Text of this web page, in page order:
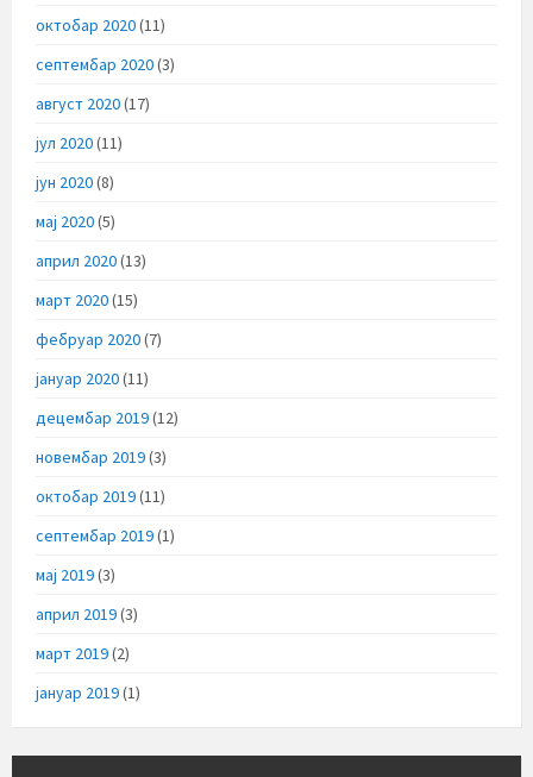
октобар 2020(11)
септембар 2020(3)
август 2020(17)
јул 2020(11)
јун 2020(8)
мај 2020(5)
април 2020(13)
март 2020(15)
фебруар 2020(7)
јануар 2020(11)
децембар 2019(12)
новембар 2019(3)
октобар 2019(11)
септембар 2019(1)
мај 2019(3)
април 2019(3)
март 2019(2)
јануар 2019(1)